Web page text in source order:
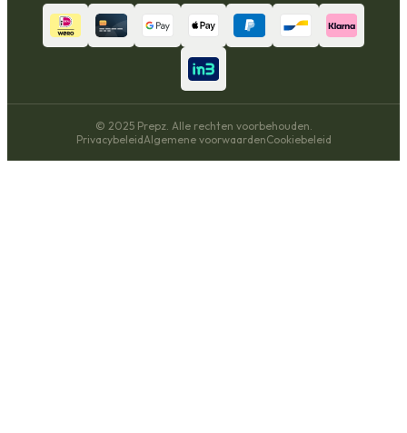
© 2025 Prepz. Alle rechten voorbehouden.
PrivacybeleidAlgemene voorwaardenCookiebeleid